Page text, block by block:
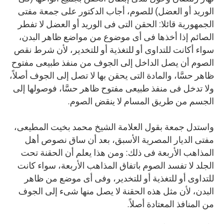
الوريد أو العضل) للصوم، أجاب الدكتور على جمعة مفتى
الجمهورية قائلا: الحقن التى فى الوريد أو العضل لا تفطر
الصائم إذا أخذها فى أى موضوع من مواضع ظاهر البدن،
سواء أكانت للتداوى أو للتغذية أو للتخدير، لأن شرط نقص
الصوم أن يصل الداخل إلى الجوف من منفذ طبيعى مفتوح
ظاهر حسَّا، والمادة التى يحقن بها لا تصل إلى الجوف أصلاً،
ولا تدخل فى منفذ طبيعى مفتوح ظاهر حسَّا، فوصولها إلى
الجسم من طريق المسام لا ينقض الصوم.
واستدل جمعة بقول العلامة الشيخ محمد بخيت المطيعى،
مفتى الديار المصرية الأسبق، بعد أن ساق نصوص أهل
المذاهب الأربعة فى ذلك: ومن هذا يعلم أن الحقنة تحت
الجلد لا تفسد الصوم باتفاق المذاهب الأربعة، سواء كانت
للتداوى أو للتغذية أو للتخدير، وفى أى موضع من ظاهر
البدن، لأن مثل هذه الحقنة لا يصل منها شىء إلى الجوف
من المنافذ المعتادة أصلاً.